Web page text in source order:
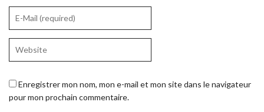
Enregistrer mon nom, mon e-mail et mon site dans le navigateur
pour mon prochain commentaire.